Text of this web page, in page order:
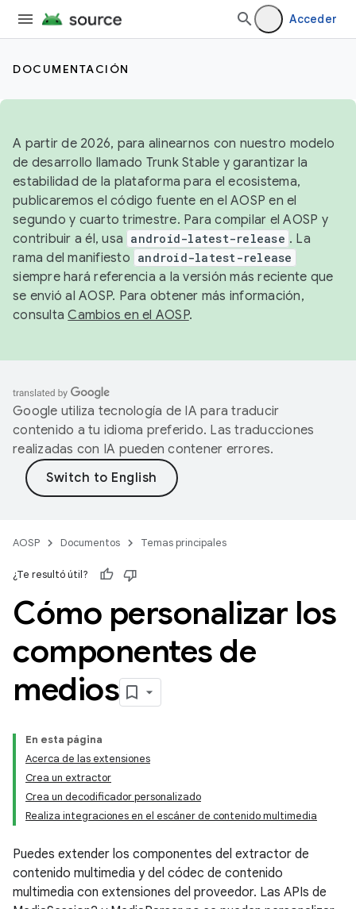
Acceder
DOCUMENTACIÓN
A partir de 2026, para alinearnos con nuestro modelo
de desarrollo llamado Trunk Stable y garantizar la
estabilidad de la plataforma para el ecosistema,
publicaremos el código fuente en el AOSP en el
segundo y cuarto trimestre. Para compilar el AOSP y
contribuir a él, usa android-latest-release . La
rama del manifiesto android-latest-release
siempre hará referencia a la versión más reciente que
se envió al AOSP. Para obtener más información,
consultaCambios en el AOSP.
Google utiliza tecnología de IA para traducir
contenido a tu idioma preferido. Las traducciones
realizadas con IA pueden contener errores.
AOSP Documentos Temas principales
¿Te resultó útil?
Cómo personalizar los
componentes de
medios
En esta página
Acerca de las extensiones
Crea un extractor
Crea un decodificador personalizado
Realiza integraciones en el escáner de contenido multimedia
Puedes extender los componentes del extractor de
contenido multimedia y del códec de contenido
multimedia con extensiones del proveedor. Las APIs de